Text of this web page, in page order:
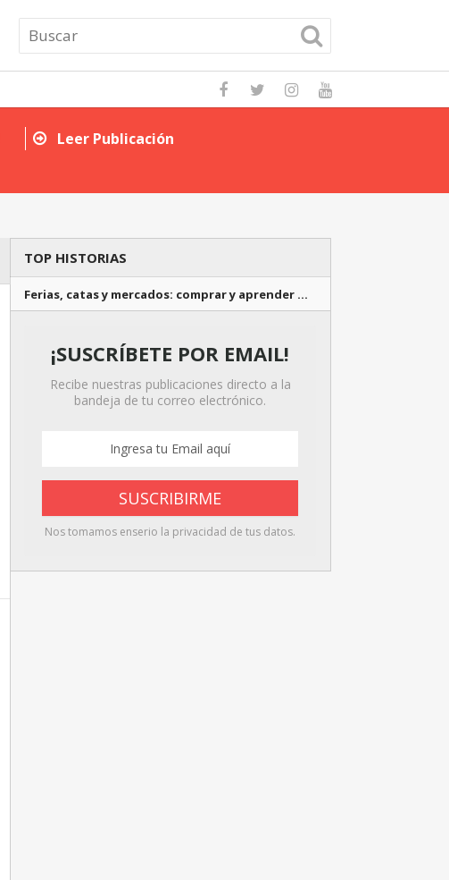
Leer Publicación
TOP HISTORIAS
Ferias, catas y mercados: comprar y aprender …
¡SUSCRÍBETE POR EMAIL!
Recibe nuestras publicaciones directo a la
bandeja de tu correo electrónico.
Nos tomamos enserio la privacidad de tus datos.